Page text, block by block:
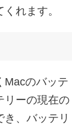
れます。
Macのバッテ
リーの現在の
、バッテリ